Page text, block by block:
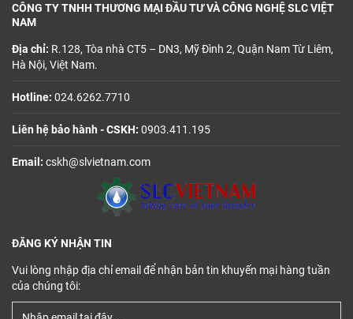
CÔNG TY TNHH THƯƠNG MẠI ĐẦU TƯ VÀ CÔNG NGHỆ SLC VIỆT
NAM
Địa chỉ: R.128, Tòa nhà CT5 – DN3, Mỹ Đình 2, Quận Nam Từ Liêm,
Hà Nội, Việt Nam.
Hotline: 024.6262.7710
Liên hệ bảo hành - CSKH: 0903.411.195
Email: cskh@slvietnam.com
ĐĂNG KÝ NHẬN TIN
Vui lòng nhập địa chỉ email để nhận bản tin khuyến mại hàng tuần
của chúng tôi: